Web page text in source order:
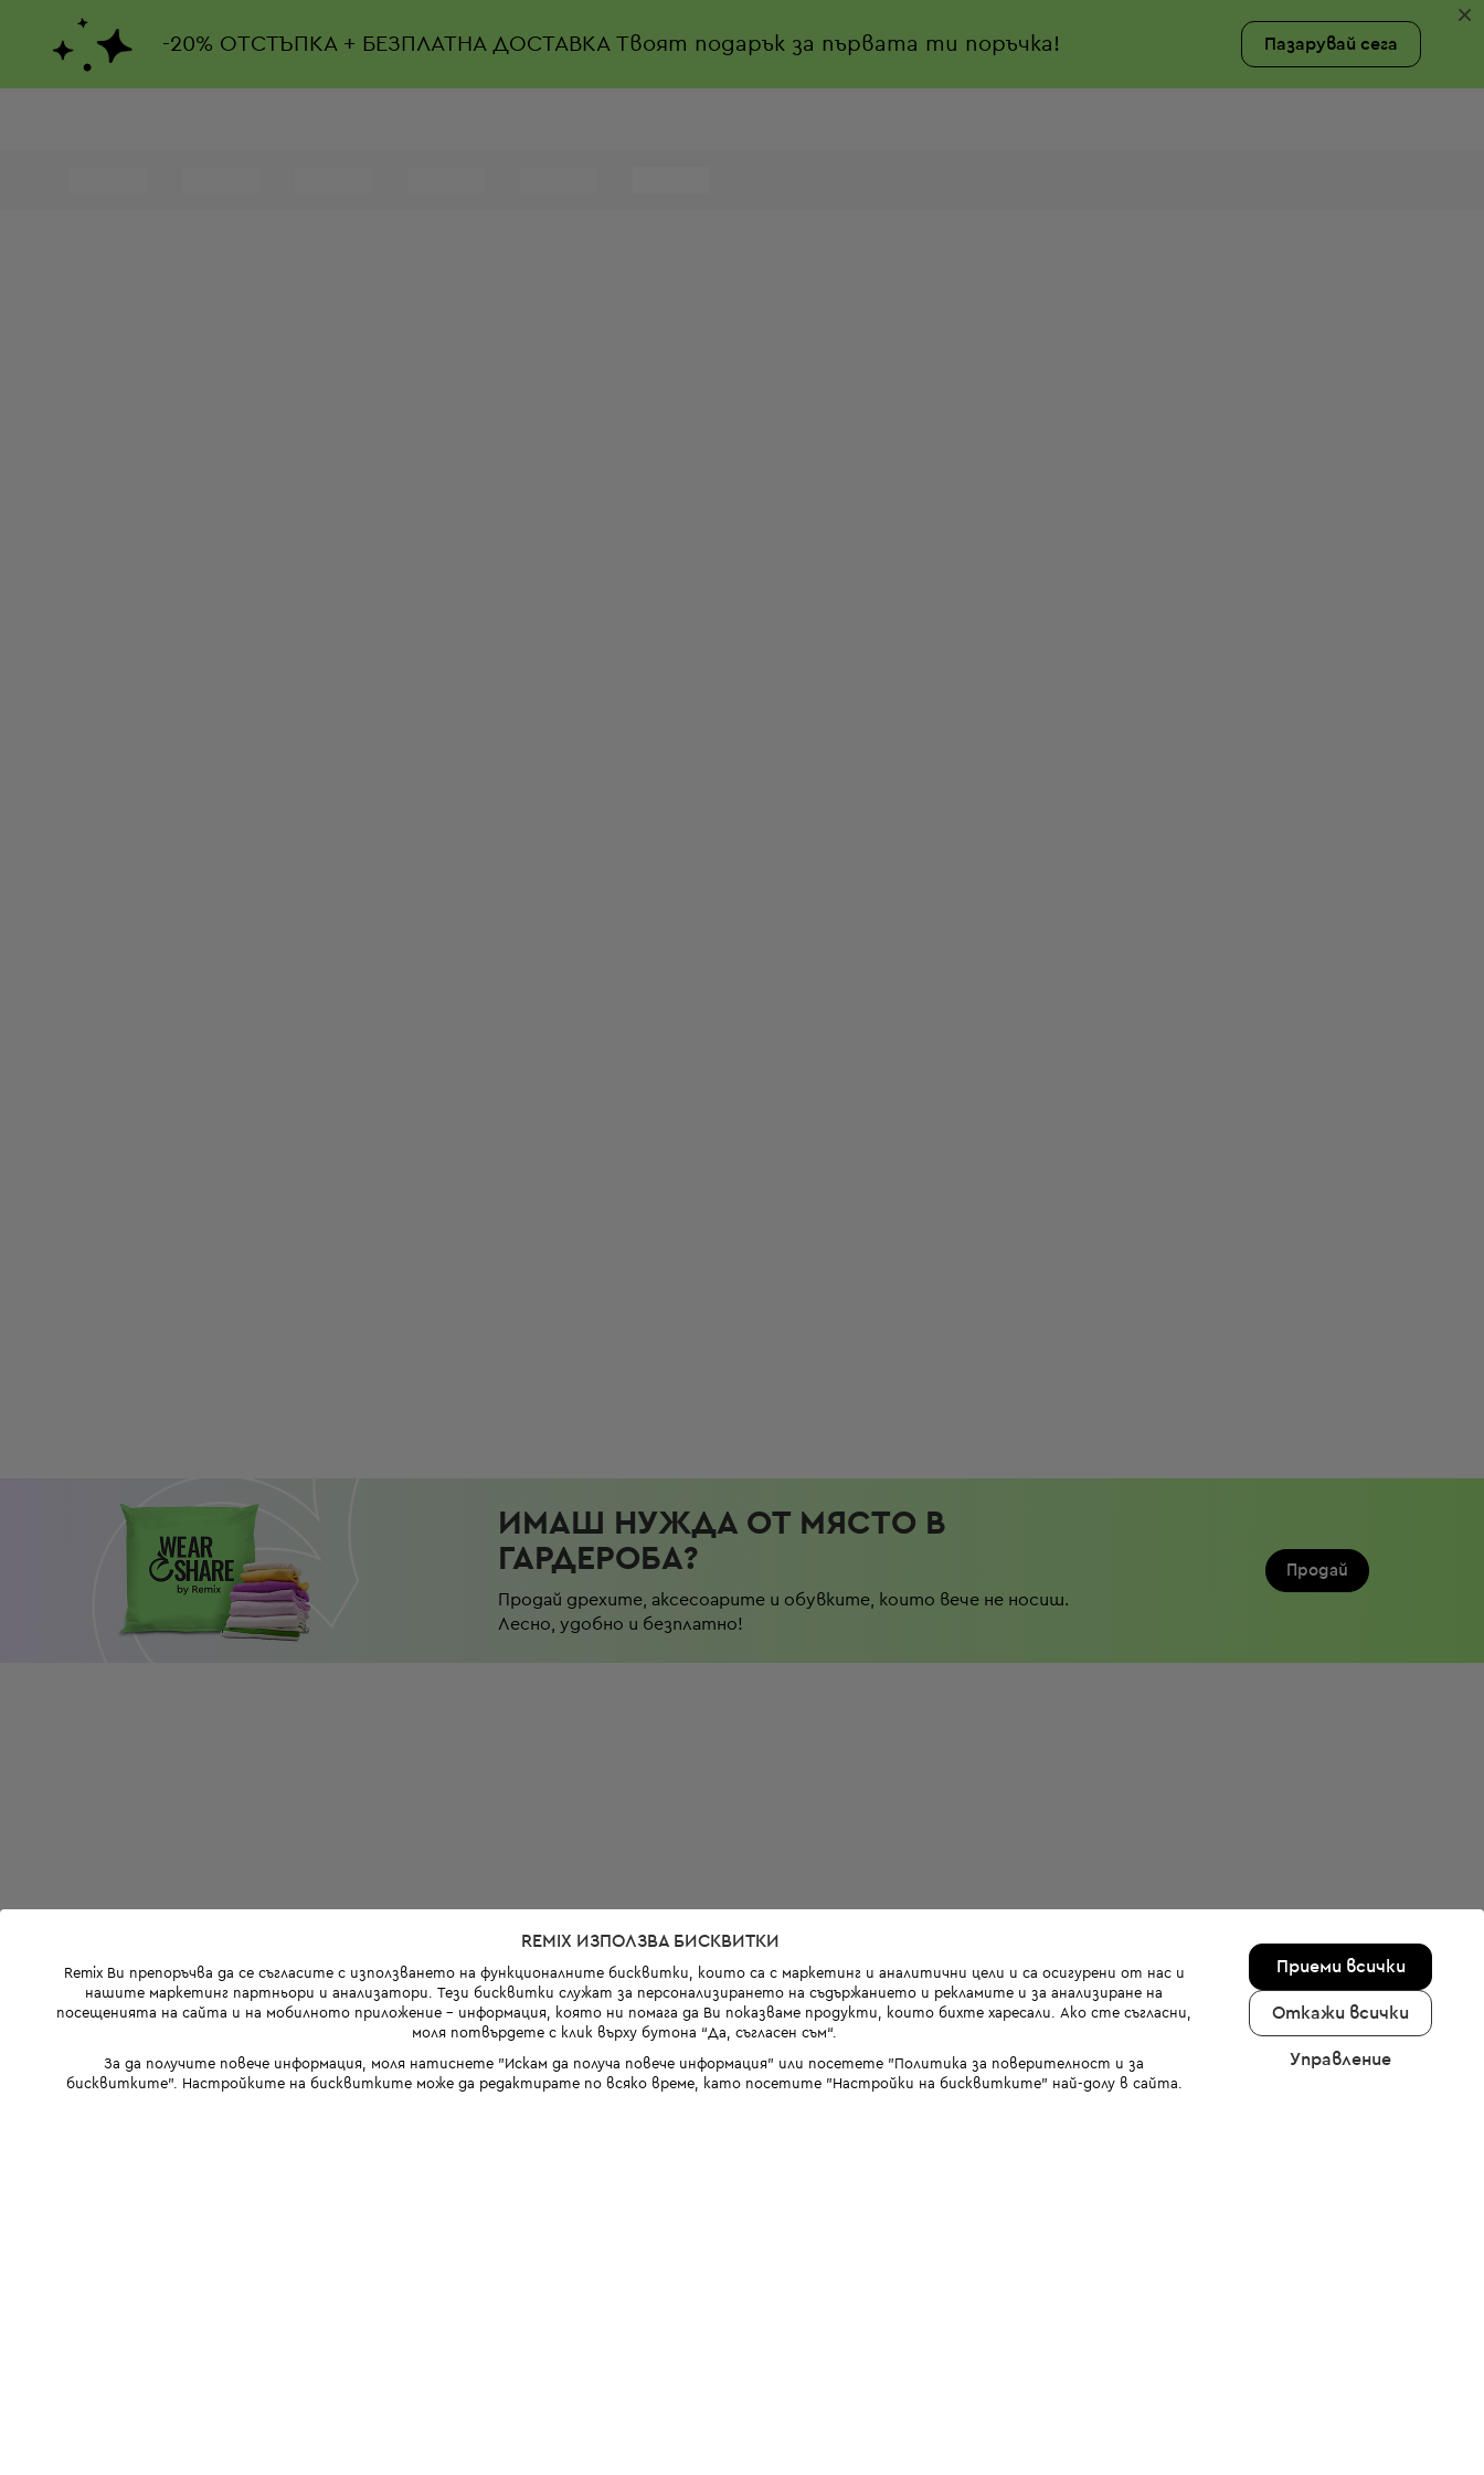
-20% ОТСТЪПКА + БЕЗПЛАТНА ДОСТАВКАТвоят подарък за първата ти поръчка! Пазарувай сега
×
ИМАШ НУЖДА ОТ МЯСТО В
ГАРДЕРОБА?
Продай дрехите, аксесоарите и обувките, които вече не носиш.
Лесно, удобно и безплатно!
Продай
REMIX ИЗПОЛЗВА БИСКВИТКИ
Remix Ви препоръчва да се съгласите с използването на функционалните бисквитки, които са с маркетинг и аналитични цели и са осигурени от нас и
нашите маркетинг партньори и анализатори. Тези бисквитки служат за персонализирането на съдържанието и рекламите и за анализиране на
посещенията на сайта и на мобилното приложение - информация, която ни помага да Ви показваме продукти, които бихте харесали. Ако сте съгласни,
моля потвърдете с клик върху бутона “Да, съгласен съм“.
За да получите повече информация, моля натиснете "Искам да получа повече информация" или посетете "Политика за поверителност и за
бисквитките". Настройките на бисквитките може да редактирате по всяко време, като посетите "Настройки на бисквитките" най-долу в сайта.
Приеми всички
Откажи всички
Управление